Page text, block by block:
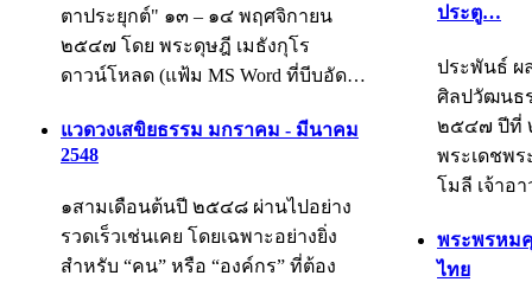
ตาประยุกต์" ๑๓ – ๑๔ พฤศจิกายน
๒๕๔๗ โดย พระดุษฎี เมธังกุโร
ดาวน์โหลด (แฟ้ม MS Word ที่บีบอัด…
แวดวงเสขิยธรรม มกราคม - มีนาคม
2548
๑สามเดือนต้นปี ๒๕๔๘ ผ่านไปอย่าง
รวดเร็วเช่นเคย โดยเฉพาะอย่างยิ่ง
สำหรับ “คน” หรือ “องค์กร” ที่ต้อง
ประตู…
ประพันธ์ ผ
ศิลปวัฒนธ
๒๕๔๗ ปีที่
พระเดชพ
โมลี เจ้าอ
พระพรหม
ไทย